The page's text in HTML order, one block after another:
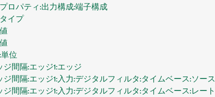
ロパティ:出力構成:端子構成
イプ
位
間隔:エッジ1:エッジ
ジ間隔:エッジ1:入力:デジタルフィルタ:タイムベース:ソース
間隔:エッジ1:入力:デジタルフィルタ:タイムベース:レート